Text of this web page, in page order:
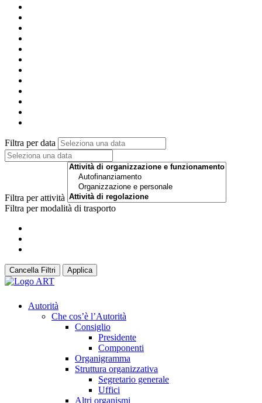
Filtra per data
Filtra per attività
Filtra per modalità di trasporto
Cancella Filtri Applica
Autorità
Che cos’è l’Autorità
Consiglio
Presidente
Componenti
Organigramma
Struttura organizzativa
Segretario generale
Uffici
Altri organismi